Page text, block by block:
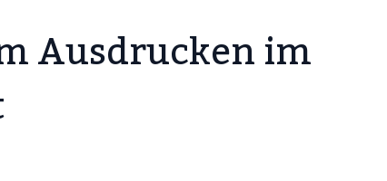
Ausdrucken im